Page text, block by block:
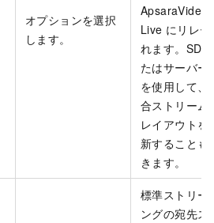
オプションを選択
します。
ApsaraVideo
Live にリレー
れます。SDK
たはサーバー
を使用して、
合ストリーム
レイアウトを
新することも
きます。
標準ストリー
ングの宛先ス